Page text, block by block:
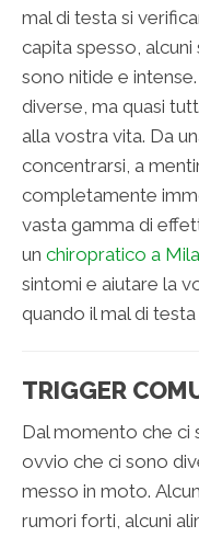
mal di testa si
capita spesso,
sono nitide e
diverse, ma quasi
alla vostra vita. Da
concentrarsi, a
completamente
vasta gamma di
un chiropratico a
sintomi e aiutare la
quando il mal di
TRIGGER
Dal momento che ci
ovvio che ci sono
messo in moto.
rumori forti, alcuni